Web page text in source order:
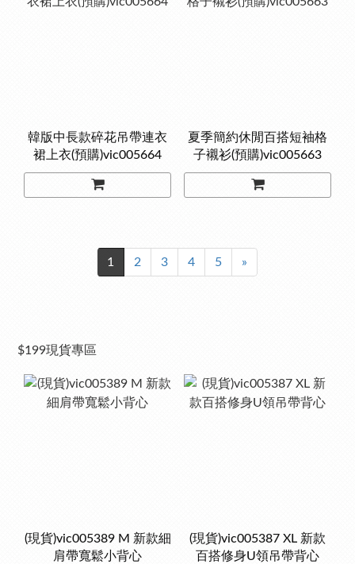
韓版中長款碎花吊帶連衣
裙上衣(預購)vic005664
夏季簡約休閒百搭短袖格
子襯衫(預購)vic005663
1 2 3 4 5 »
$199現貨專區
(現貨)vic005389 M 新款細
肩帶寬鬆小背心
(現貨)vic005387 XL 新款
百搭修身U領吊帶背心